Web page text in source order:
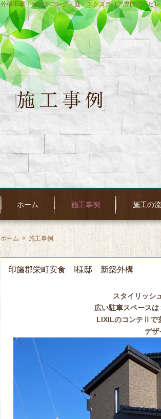
外構工事・ガーデニング・庭・エクステリア専門の「ビ
ホーム 施工事例 施工の
ホーム > 施工事例
印旛郡栄町安食 I様邸 新築外構
スタイリッシ
広い駐車スペース
LIXILのコンテⅡで
デザ